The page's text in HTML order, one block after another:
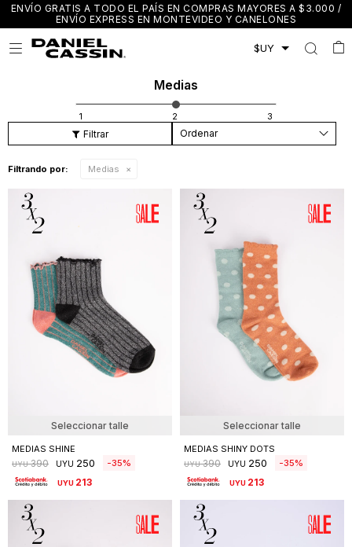
ENVÍO GRATIS A TODO EL PAÍS EN COMPRAS MAYORES A $3.000 /
ENVÍO EXPRESS EN MONTEVIDEO Y CANELONES

Medias
Recomendados
Filtrando por: Medias
Seleccionar talle
MEDIAS SHINE
UYU 390 UYU 250 35
UYU 213
Seleccionar talle
MEDIAS SHINY DOTS
UYU 390 UYU 250 35
UYU 213